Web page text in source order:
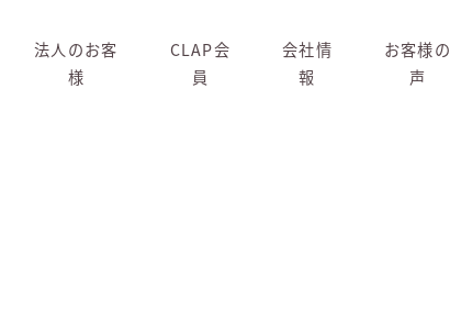
法人のお客
様
CLAP会
員
会社情
報
お客様の
声